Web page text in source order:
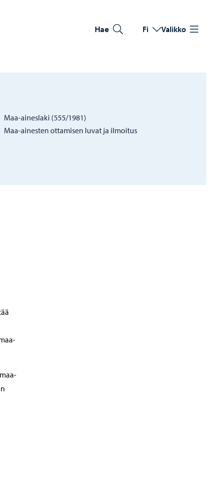
Hae Vaihda kieltä
Nykyinen kieli: Suomi
Fi Valikko
Maa-aineslaki (555/1981)
Maa-ainesten ottamisen luvat ja ilmoitus